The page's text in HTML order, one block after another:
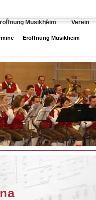
Musikheim Verein
Eröffnung Musikheim